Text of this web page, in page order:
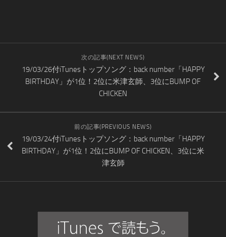
次の記事(NEXT NEWS)
19/03/26付iTunesトップソング：back number「HAPPY
BIRTHDAY」が1位！2位に米津玄師、3位にBUMP OF
CHICKEN
前の記事(PREVIOUS NEWS)
19/03/24付iTunesトップソング：back number「HAPPY
BIRTHDAY」が1位！2位にBUMP OF CHICKEN、3位に米
津玄師